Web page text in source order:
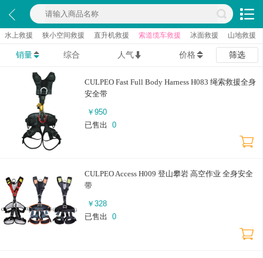
水上救援 狭小空间救援 直升机救援 索道缆车救援 冰面救援 山地救援
销量 综合 人气 价格 筛选
CULPEO Fast Full Body Harness H083 绳索救援全身
安全带
￥ 950
已售出
0
CULPEO Access H009 登山攀岩 高空作业 全身安全
带
￥ 328
已售出
0